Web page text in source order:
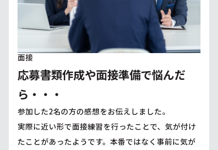
面接
応募書類作成や面接準備で悩んだ
ら・・・
参加した2名の方の感想をお伝えしました。
実際に近い形で面接練習を行ったことで、気が付け
たことがあったようです。本番ではなく事前に気が